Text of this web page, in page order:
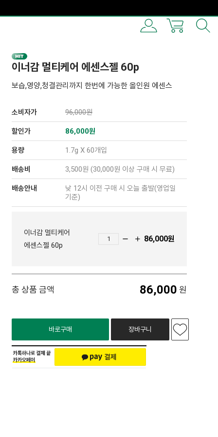
이너감 멀티케어 에센스젤 60p
보습,영양,청결관리까지 한번에 가능한 올인원 에센스
소비자가 96,000원
할인가 86,000원
용량 1.7g X 60개입
배송비 3,500원 (30,000원 이상 구매 시 무료)
배송안내
낮 12시 이전 구매 시 오늘 출발(영업일
기준)
이너감 멀티케어
에센스젤 60p
86,000원
총 상품 금액 86,000 원
바로구매 장바구니